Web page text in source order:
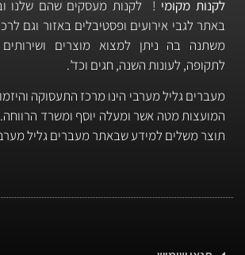
לקנות מקומי ! לקנות מעסקים שהם שלנו
באתר לגבי אירועים ופסטיבלים באזור וגם
משתנה בה ניתן למצוא מוצרים
לתקופה, לעונות השנה, חגים וכד’.
מעברים גליל מערבי הינו מרכז התעסוקה
המועצות מטה אשר ומעלה יוסף ומשרד
תוצר משלים למידע שבאתר מעברים גליל